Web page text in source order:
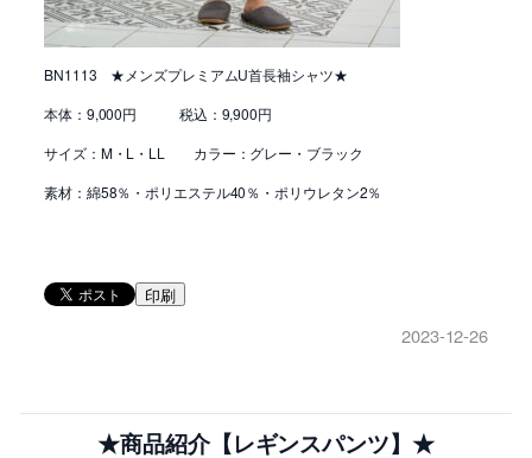
BN1113 ★メンズプレミアムU首長袖シャツ★
本体：9,000円 税込：9,900円
サイズ：M・L・LL カラー：グレー・ブラック
素材：綿58％・ポリエステル40％・ポリウレタン2％
印刷
2023-12-26
★商品紹介【レギンスパンツ】★